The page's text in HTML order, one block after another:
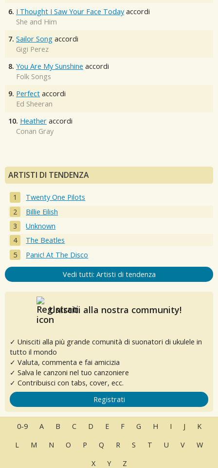
6. I Thought I Saw Your Face Today accordi
She and Him
7. Sailor Song accordi
Gigi Perez
8. You Are My Sunshine accordi
Folk Songs
9. Perfect accordi
Ed Sheeran
10. Heather accordi
Conan Gray
ARTISTI DI TENDENZA
Twenty One Pilots
Billie Eilish
Unknown
The Beatles
Panic! At The Disco
Vedi tutti: Artisti di tendenza
Unisciti alla nostra community!
✓ Unisciti alla più grande comunità di suonatori di ukulele in
tutto il mondo
✓ Valuta, commenta e fai amicizia
✓ Salva le canzoni nel tuo canzoniere
✓ Contribuisci con tabs, cover, ecc.
Registrati
0-9 A B C D E F G H I J
K
L
M N O P Q R S T U V
W
X
Y Z